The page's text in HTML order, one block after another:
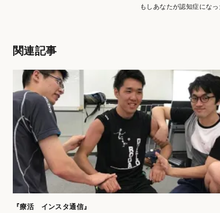
もしあなたが認知症にな
関連記事
『療活 インスタ通信』